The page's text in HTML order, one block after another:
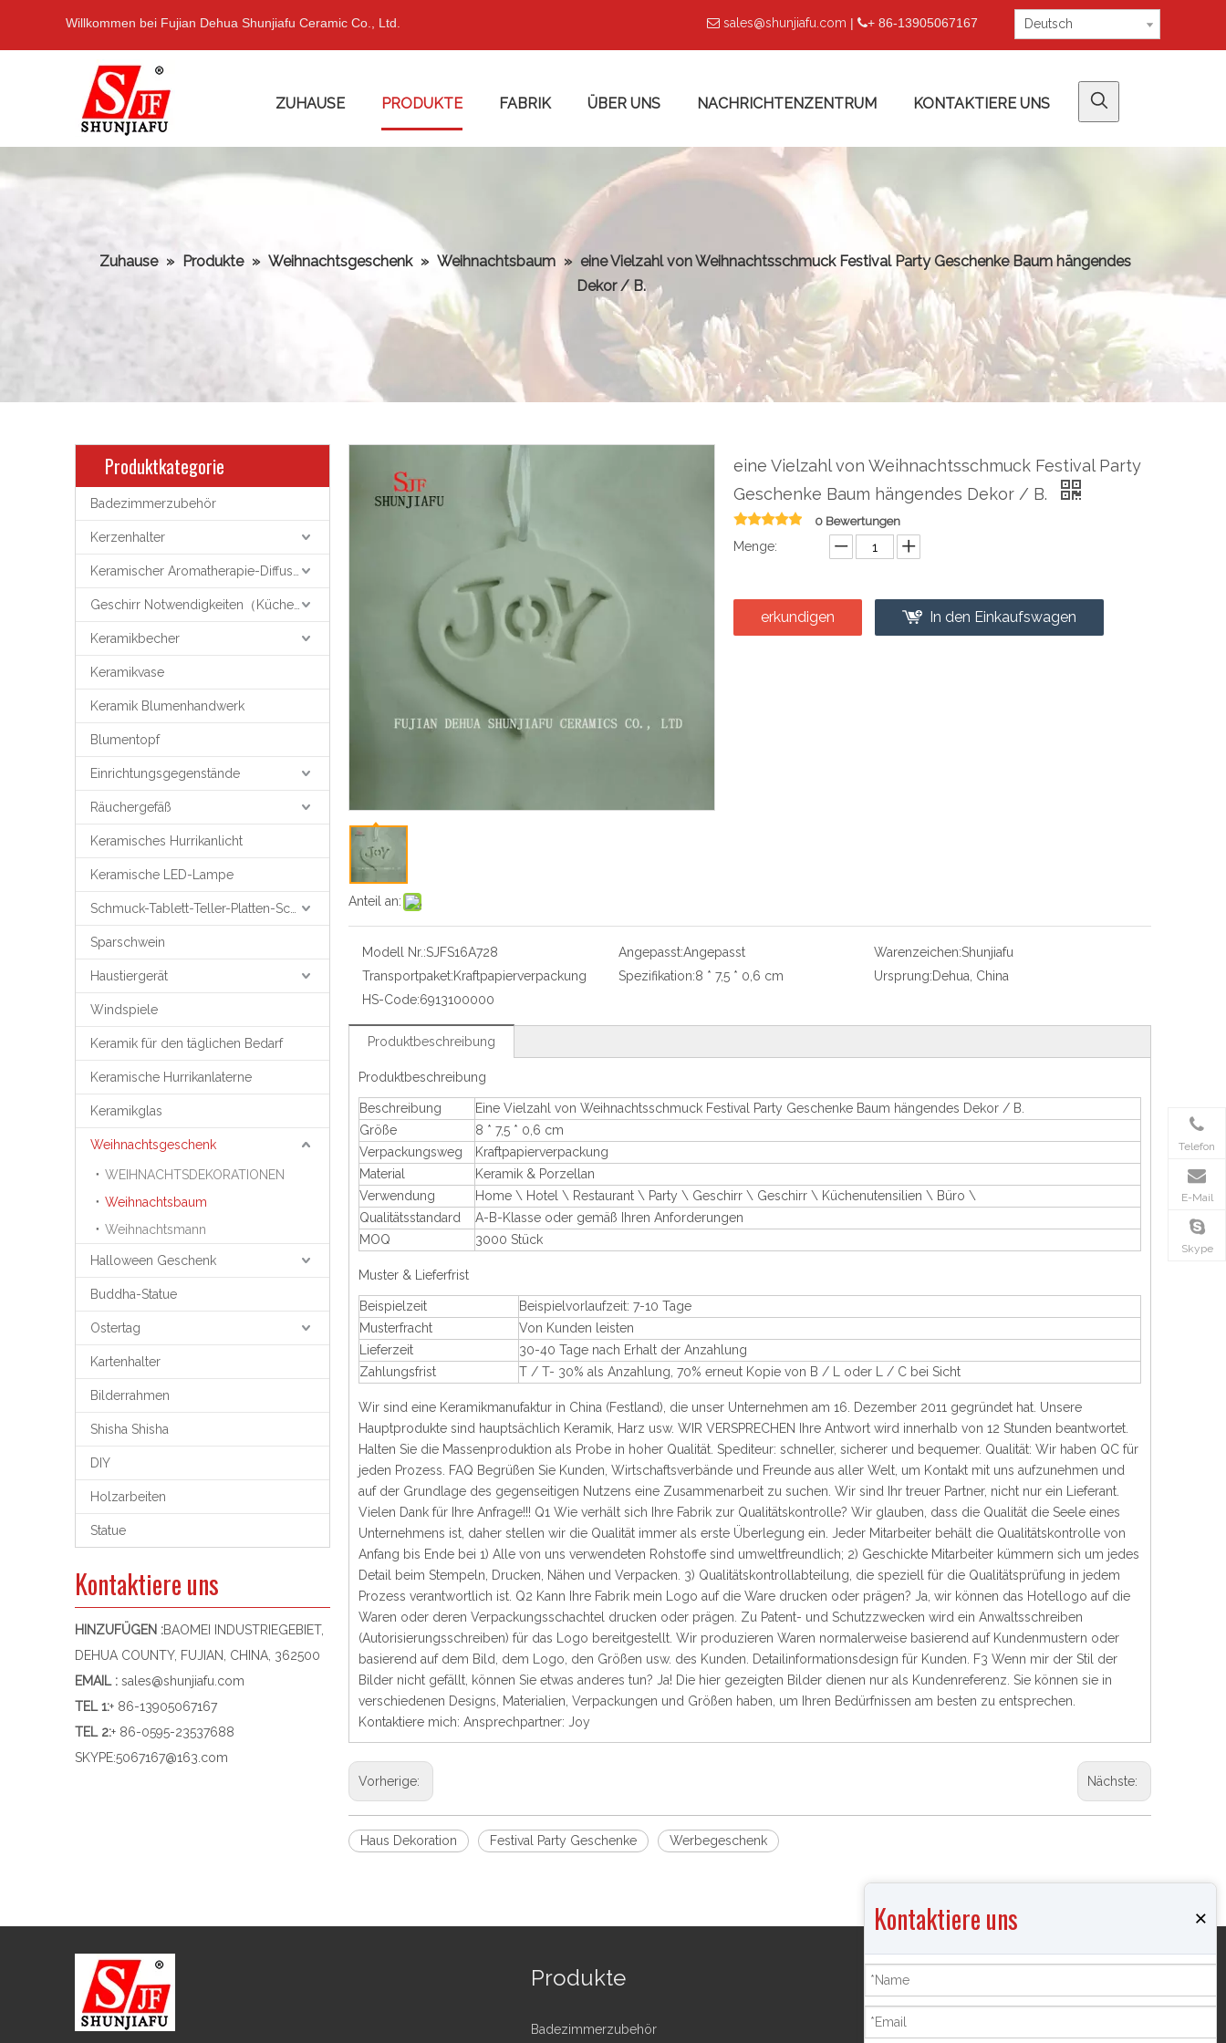
Willkommen bei Fujian Dehua Shunjiafu Ceramic Co., Ltd.  sales@shunjiafu.com | + 86-13905067167 Deutsch
ZUHAUSE PRODUKTE FABRIK ÜBER UNS NACHRICHTENZENTRUM KONTAKTIERE UNS
Zuhause » Produkte » Weihnachtsgeschenk » Weihnachtsbaum » eine Vielzahl von Weihnachtsschmuck Festival Party Geschenke Baum hängendes
Dekor / B.
Produktkategorie
Badezimmerzubehör
Kerzenhalter
Keramikbecher
Keramikvase
Keramik Blumenhandwerk
Blumentopf
Einrichtungsgegenstände
Räuchergefäß
Keramisches Hurrikanlicht
Keramische LED-Lampe
Sparschwein
Haustiergerät
Windspiele
Keramik für den täglichen Bedarf
Keramische Hurrikanlaterne
Keramikglas
Weihnachtsgeschenk
WEIHNACHTSDEKORATIONEN
Weihnachtsbaum
Weihnachtsmann
Halloween Geschenk
Buddha-Statue
Ostertag
Kartenhalter
Bilderrahmen
Shisha Shisha
DIY
Holzarbeiten
Statue
Kontaktiere uns
HINZUFÜGEN :BAOMEI INDUSTRIEGEBIET,
DEHUA COUNTY, FUJIAN, CHINA, 362500
EMAIL : sales@shunjiafu.com
TEL 1:+ 86-13905067167
TEL 2:+ 86-0595-23537688
SKYPE:5067167@163.com
Anteil an:
eine Vielzahl von Weihnachtsschmuck Festival Party
Geschenke Baum hängendes Dekor / B.
0 Bewertungen
Menge:
erkundigen In den Einkaufswagen
Modell Nr.:SJFS16A728 Angepasst:Angepasst Warenzeichen:Shunjiafu
Transportpaket:Kraftpapierverpackung Spezifikation:8 * 7,5 * 0,6 cm Ursprung:Dehua, China
HS-Code:6913100000
Produktbeschreibung
Produktbeschreibung
Beschreibung
Eine Vielzahl von Weihnachtsschmuck Festival Party Geschenke Baum hängendes Dekor / B.
Größe
8 * 7,5 * 0,6 cm
Verpackungsweg
Kraftpapierverpackung
Material
Keramik & Porzellan
Verwendung
Home \ Hotel \ Restaurant \ Party \ Geschirr \ Geschirr \ Küchenutensilien \ Büro \
Qualitätsstandard
A-B-Klasse oder gemäß Ihren Anforderungen
MOQ
3000 Stück
Muster & Lieferfrist
Beispielzeit
Beispielvorlaufzeit: 7-10 Tage
Musterfracht
Von Kunden leisten
Lieferzeit
30-40 Tage nach Erhalt der Anzahlung
Zahlungsfrist
T / T- 30% als Anzahlung, 70% erneut Kopie von B / L oder L / C bei Sicht
Wir sind eine Keramikmanufaktur in China (Festland), die unser Unternehmen am 16. Dezember 2011 gegründet hat. Unsere
Hauptprodukte sind hauptsächlich Keramik, Harz usw. WIR VERSPRECHEN Ihre Antwort wird innerhalb von 12 Stunden beantwortet.
Halten Sie die Massenproduktion als Probe in hoher Qualität. Spediteur: schneller, sicherer und bequemer. Qualität: Wir haben QC für
jeden Prozess. FAQ Begrüßen Sie Kunden, Wirtschaftsverbände und Freunde aus aller Welt, um Kontakt mit uns aufzunehmen und
auf der Grundlage des gegenseitigen Nutzens eine Zusammenarbeit zu suchen. Wir sind Ihr treuer Partner, nicht nur ein Lieferant.
Vielen Dank für Ihre Anfrage!!! Q1 Wie verhält sich Ihre Fabrik zur Qualitätskontrolle? Wir glauben, dass die Qualität die Seele eines
Unternehmens ist, daher stellen wir die Qualität immer als erste Überlegung ein. Jeder Mitarbeiter behält die Qualitätskontrolle von
Anfang bis Ende bei 1) Alle von uns verwendeten Rohstoffe sind umweltfreundlich; 2) Geschickte Mitarbeiter kümmern sich um jedes
Detail beim Stempeln, Drucken, Nähen und Verpacken. 3) Qualitätskontrollabteilung, die speziell für die Qualitätsprüfung in jedem
Prozess verantwortlich ist. Q2 Kann Ihre Fabrik mein Logo auf die Ware drucken oder prägen? Ja, wir können das Hotellogo auf die
Waren oder deren Verpackungsschachtel drucken oder prägen. Zu Patent- und Schutzzwecken wird ein Anwaltsschreiben
(Autorisierungsschreiben) für das Logo bereitgestellt. Wir produzieren Waren normalerweise basierend auf Kundenmustern oder
basierend auf dem Bild, dem Logo, den Größen usw. des Kunden. Detailinformationsdesign für Kunden. F3 Wenn mir der Stil der
Bilder nicht gefällt, können Sie etwas anderes tun? Ja! Die hier gezeigten Bilder dienen nur als Kundenreferenz. Sie können sie in
verschiedenen Designs, Materialien, Verpackungen und Größen haben, um Ihren Bedürfnissen am besten zu entsprechen.
Kontaktiere mich: Ansprechpartner: Joy
Vorherige: Nächste:
Haus Dekoration Festival Party Geschenke Werbegeschenk
Produkte
Badezimmerzubehör
Produkte
Räuchergefäß
Kontaktiere uns ×
Telefon
E-Mail
Skype